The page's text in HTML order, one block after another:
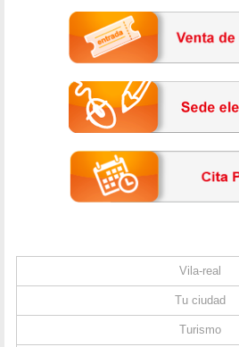
Vila-real
Tu ciudad
Turismo